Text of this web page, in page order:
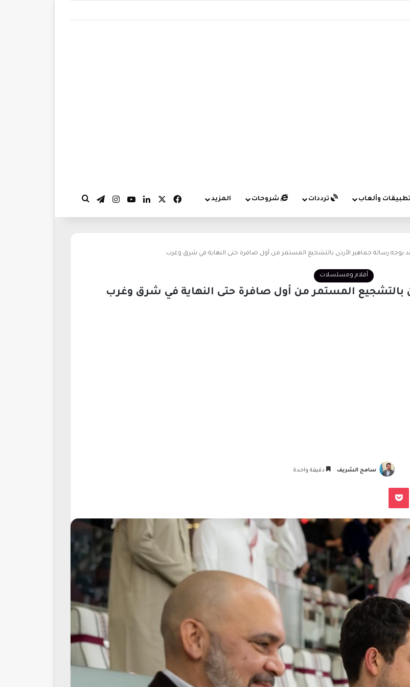
تطبيقات وألعاب ترددات شروحات المزيد فيسبوك لينكدإن‫YouTubeانستقرام
تيلقرام
يوجه رسالة جماهير الأردن بالتشجيع المستمر من أول صافرة حتى النهاية في شرق وغرب
أفلام ومسلسلات
بالتشجيع المستمر من أول صافرة حتى النهاية في شرق وغرب
سامح الشريف دقيقة واحدة